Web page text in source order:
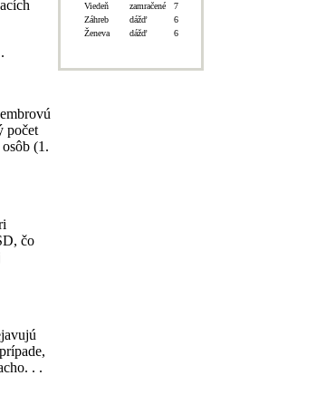
počet
(1.
čo
. .
Viedeň
zamračené
7
Záhreb
dážď
6
Ženeva
dážď 6